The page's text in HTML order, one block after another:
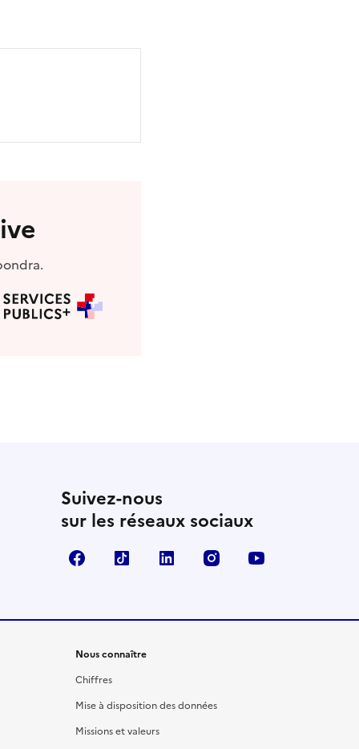
Suivez-nous
sur les réseaux sociaux
FacebookTikTok LinkedIn Instagram
Nous connaître
Chiffres
Mise à disposition des données
Missions et valeurs